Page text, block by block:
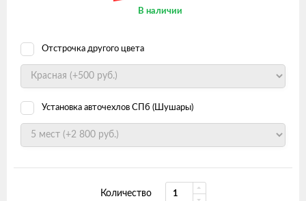
В наличии
Отстрочка другого цвета
Установка авточехлов СПб (Шушары)
Количество